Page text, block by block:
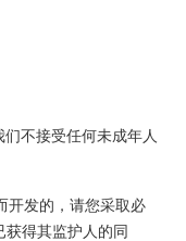
不接受任何未成年人
开发的，请您采取必
得其监护人的同